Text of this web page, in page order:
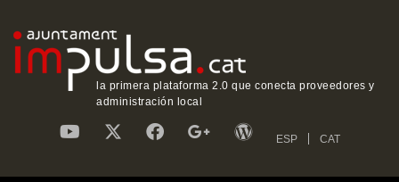
la primera plataforma 2.0 que conecta proveedores y
administración local
ESP CAT